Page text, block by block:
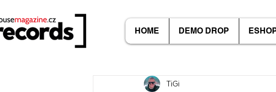
HOME DEMO DROP
TiGi